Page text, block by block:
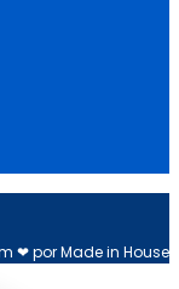
❤ por Made in House